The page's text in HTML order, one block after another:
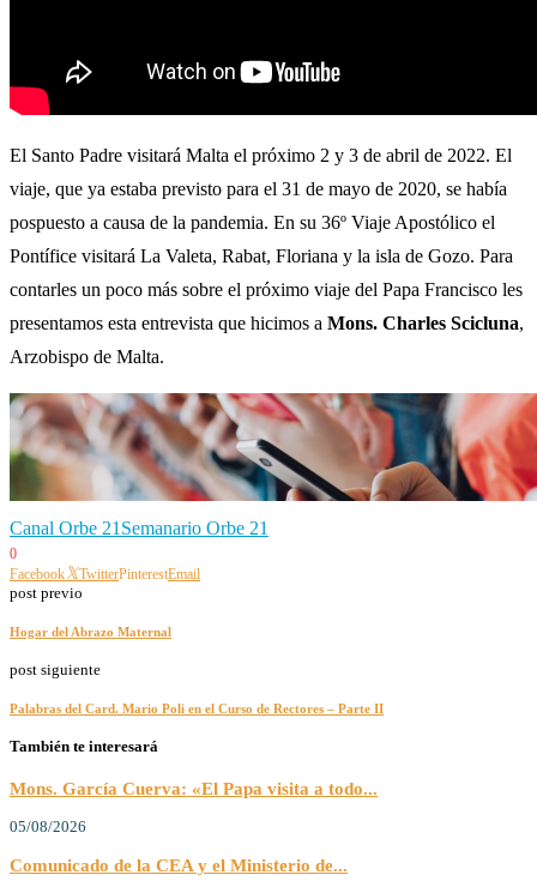
El Santo Padre visitará Malta el próximo 2 y 3 de abril de 2022. El
viaje, que ya estaba previsto para el 31 de mayo de 2020, se había
pospuesto a causa de la pandemia. En su 36º Viaje Apostólico el
Pontífice visitará La Valeta, Rabat, Floriana y la isla de Gozo. Para
contarles un poco más sobre el próximo viaje del Papa Francisco les
presentamos esta entrevista que hicimos a Mons. Charles Scicluna,
Arzobispo de Malta.
Canal Orbe 21 Semanario Orbe 21
0
Facebook
TwitterPinterestEmail
post previo
Hogar del Abrazo Maternal
post siguiente
Palabras del Card. Mario Poli en el Curso de Rectores – Parte II
También te interesará
Mons. García Cuerva: «El Papa visita a todo...
05/08/2026
Comunicado de la CEA y el Ministerio de...